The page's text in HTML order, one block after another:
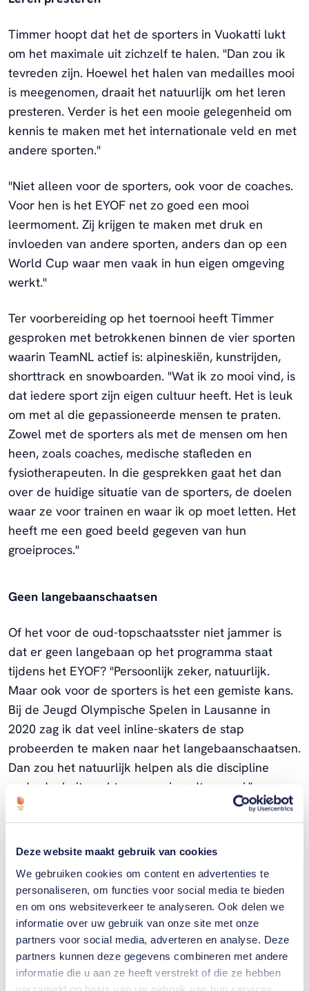
Deze website maakt gebruik van cookies
We gebruiken cookies om content en advertenties te
personaliseren, om functies voor social media te bieden
en om ons websiteverkeer te analyseren. Ook delen we
informatie over uw gebruik van onze site met onze
partners voor social media, adverteren en analyse. Deze
partners kunnen deze gegevens combineren met andere
informatie die u aan ze heeft verstrekt of die ze hebben
Timmer hoopt dat het de sporters in Vuokatti lukt
om het maximale uit zichzelf te halen. "Dan zou ik
tevreden zijn. Hoewel het halen van medailles mooi
is meegenomen, draait het natuurlijk om het leren
presteren. Verder is het een mooie gelegenheid om
kennis te maken met het internationale veld en met
andere sporten."
"Niet alleen voor de sporters, ook voor de coaches.
Voor hen is het EYOF net zo goed een mooi
leermoment. Zij krijgen te maken met druk en
invloeden van andere sporten, anders dan op een
World Cup waar men vaak in hun eigen omgeving
werkt."
Ter voorbereiding op het toernooi heeft Timmer
gesproken met betrokkenen binnen de vier sporten
waarin TeamNL actief is: alpineskiën, kunstrijden,
shorttrack en snowboarden. "Wat ik zo mooi vind, is
dat iedere sport zijn eigen cultuur heeft. Het is leuk
om met al die gepassioneerde mensen te praten.
Zowel met de sporters als met de mensen om hen
heen, zoals coaches, medische stafleden en
fysiotherapeuten. In die gesprekken gaat het dan
over de huidige situatie van de sporters, de doelen
waar ze voor trainen en waar ik op moet letten. Het
heeft me een goed beeld gegeven van hun
groeiproces."
Geen langebaanschaatsen
Of het voor de oud-topschaatsster niet jammer is
dat er geen langebaan op het programma staat
tijdens het EYOF? "Persoonlijk zeker, natuurlijk.
Maar ook voor de sporters is het een gemiste kans.
Bij de Jeugd Olympische Spelen in Lausanne in
2020 zag ik dat veel inline-skaters de stap
probeerden te maken naar het langebaanschaatsen.
Dan zou het natuurlijk helpen als die discipline
onderdeel uitmaakt van een jeugdtoernooi."
“Aan de andere kant is het hartstikke leuk om te
van de dynamiek bij al die teams is super
interessant. En het is ook heel leerzaam om juist te
praten met mensen die dingen heel anders doen
dan jij gewend bent. Een soort hoor en wederhoor
om elkaars raakvlakken te ontdekken en te zien
wat je nog van elkaar kan leren. Zo helpt het EYOF
iedereen verder in zijn of haar ontwikkeling."